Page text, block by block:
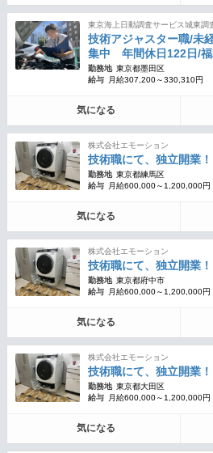
東京海上日動調査サービス城東調
技術アジャスター職/未
集中 年間休日122日/福
勤務地 東京都墨田区
給与
月給307,200～330,310円
気になる
株式会社エモーション
技術職にて、独立開業！
勤務地 東京都練馬区
給与
月給600,000～1,200,000円
気になる
株式会社エモーション
技術職にて、独立開業！
勤務地 東京都府中市
給与
月給600,000～1,200,000円
気になる
株式会社エモーション
技術職にて、独立開業！
勤務地 東京都大田区
給与
月給600,000～1,200,000円
気になる